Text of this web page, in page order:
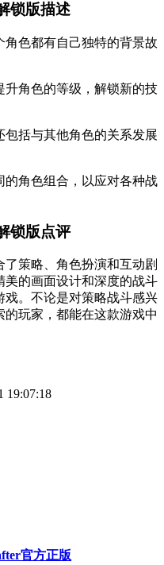
锁版描述
色都有自己独特的背景故
角色的等级，解锁新的技
括与其他角色的关系发展
角色组合，以应对各种战
锁版点评
策略、角色扮演和互动剧
的画面设计和深度的战斗
戏。不论是对策略战斗感兴
玩家，都能在这款游戏中
19:07:18
官方正版